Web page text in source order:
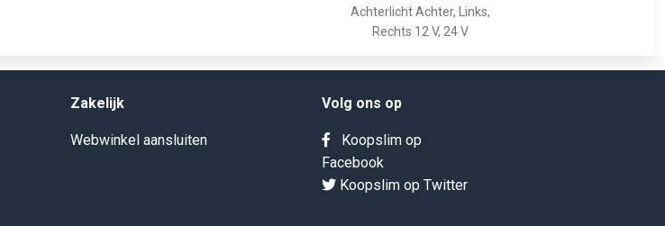
Achterlicht Achter, Links,
Rechts 12 V, 24 V
Zakelijk
Webwinkel aansluiten
Volg ons op
Koopslim op
Facebook
Koopslim op Twitter